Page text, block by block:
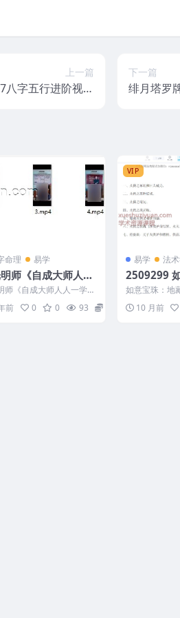
上一篇
八字五行进阶视频
下一篇
命理 易学
师《自成大师人人
会的提升财运36绝
集视频
师《自成大师人人一学就
升财运36绝技》 240409
...
前 0 0 93
VIP
易学 法
2509299 如意宝珠：地
藏心咒护
如意宝珠：地
10 月前